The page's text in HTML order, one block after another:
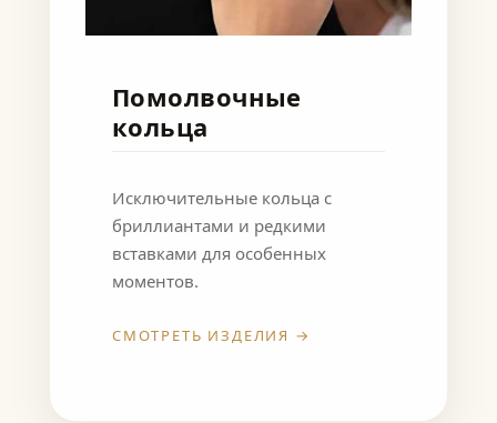
Помолвочные
кольца
Исключительные кольца с
бриллиантами и редкими
вставками для особенных
моментов.
СМОТРЕТЬ ИЗДЕЛИЯ →